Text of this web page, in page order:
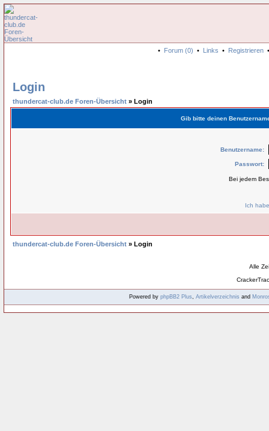
• Forum (0) • Links • Registrieren
Login
thundercat-club.de Foren-Übersicht » Login
Gib bitte deinen
Benutzername:
Passwort:
Bei jedem
Ich
thundercat-club.de Foren-Übersicht » Login
Alle
Powered by phpBB2 Plus, Artikelverzeichnis and